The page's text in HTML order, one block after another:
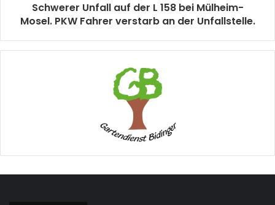
Schwerer Unfall auf der L 158 bei Mülheim-
Mosel. PKW Fahrer verstarb an der Unfallstelle.